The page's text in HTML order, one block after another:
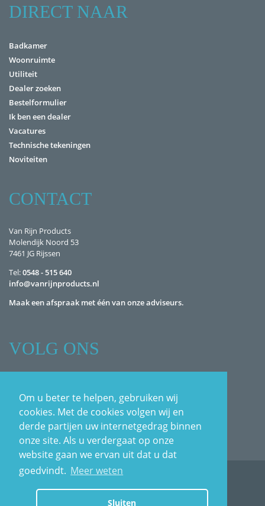
Om u beter te helpen, gebruiken wij
cookies. Met de cookies volgen wij en
derde partijen uw internetgedrag binnen
onze site. Als u verdergaat op onze
website gaan we ervan uit dat u dat
goedvindt. Meer weten
Sluiten
DIRECT NAAR
Badkamer
Woonruimte
Utiliteit
Dealer zoeken
Bestelformulier
Ik ben een dealer
Vacatures
Technische tekeningen
Noviteiten
CONTACT
Van Rijn Products
Molendijk Noord 53
7461 JG Rijssen
Tel:0548 - 515 640
info@vanrijnproducts.nl
Maak een afspraak met één van onze adviseurs.
VOLG ONS
LinkedIn
Pinterest